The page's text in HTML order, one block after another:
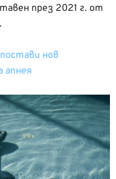
през 2021 г. от
нов
апнея